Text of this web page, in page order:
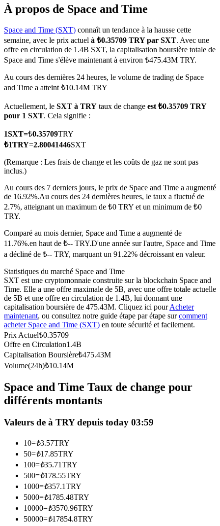
Futures COIN-M
Contrats à terme sur crypto-monnaie
TradFi
Produits dérivés sur actions, forex, métaux précieux et matières
premières
Futures utilisant l'USDC comme garantie
Copie de Trading
Rejoignez les meilleurs traders
Devenez un trader de copie
Profitez du partage des bénéfices et des commissions de copy
trading
À propos de Space and Time
Space and Time (SXT) connaît un tendance à la hausse cette
semaine, avec le prix actuel à ₺0.35709 TRY par SXT. Avec une
offre en circulation de 1.4B SXT, la capitalisation boursière totale de
Space and Time s'élève maintenant à environ ₺475.43M TRY.
Au cours des dernières 24 heures, le volume de trading de Space
and Time a atteint ₺10.14M TRY
Actuellement, le SXT à TRY taux de change est ₺0.35709 TRY
pour 1 SXT. Cela signifie :
1SXT=₺0.35709TRY
₺1TRY=2.80041446SXT
(Remarque : Les frais de change et les coûts de gaz ne sont pas
inclus.)
Au cours des 7 derniers jours, le prix de Space and Time a augmenté
de 16.92%.Au cours des 24 dernières heures, le taux a fluctué de
2.7%, atteignant un maximum de ₺0 TRY et un minimum de ₺0
TRY.
Comparé au mois dernier, Space and Time a augmenté de
11.76%.en haut de ₺-- TRY.D'une année sur l'autre, Space and Time
a décliné de ₺-- TRY, marquant un 91.22% décroissant en valeur.
Statistiques du marché Space and Time
SXT est une cryptomonnaie construite sur la blockchain Space and
Time. Elle a une offre maximale de 5B, avec une offre totale actuelle
de 5B et une offre en circulation de 1.4B, lui donnant une
capitalisation boursière de 475.43M. Cliquez ici pourAcheter
maintenant, ou consultez notre guide étape par étape surcomment
acheter Space and Time (SXT) en toute sécurité et facilement.
Prix Actuel₺0.35709
Offre en Circulation1.4B
Capitalisation Boursière₺475.43M
Volume(24h)₺10.14M
Space and Time Taux de change pour
différents montants
Valeurs de à TRY depuis today 03:59
10=₺3.57TRY
50=₺17.85TRY
100=₺35.71TRY
500=₺178.55TRY
1000=₺357.1TRY
5000=₺1785.48TRY
10000=₺3570.96TRY
50000=₺17854.8TRY